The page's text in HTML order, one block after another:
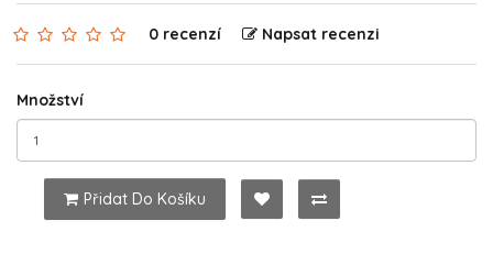
0 recenzí Napsat recenzi
Množství
Přidat Do Košíku